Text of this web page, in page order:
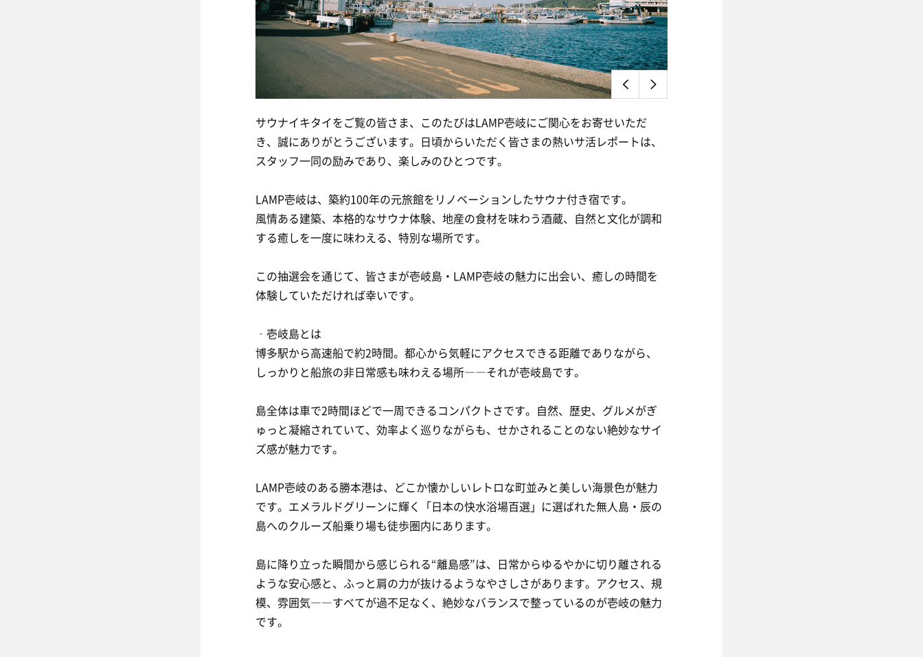
サウナイキタイをご覧の皆さま、このたびはLAMP壱岐にご関心をお寄せいただ
き、誠にありがとうございます。日頃からいただく皆さまの熱いサ活レポートは、
スタッフ一同の励みであり、楽しみのひとつです。
LAMP壱岐は、築約100年の元旅館をリノベーションしたサウナ付き宿です。
風情ある建築、本格的なサウナ体験、地産の食材を味わう酒蔵、自然と文化が調和
する癒しを一度に味わえる、特別な場所です。
この抽選会を通じて、皆さまが壱岐島・LAMP壱岐の魅力に出会い、癒しの時間を
体験していただければ幸いです。
‐壱岐島とは
博多駅から高速船で約2時間。都心から気軽にアクセスできる距離でありながら、
しっかりと船旅の非日常感も味わえる場所――それが壱岐島です。
島全体は車で2時間ほどで一周できるコンパクトさです。自然、歴史、グルメがぎ
ゅっと凝縮されていて、効率よく巡りながらも、せかされることのない絶妙なサイ
ズ感が魅力です。
LAMP壱岐のある勝本港は、どこか懐かしいレトロな町並みと美しい海景色が魅力
です。エメラルドグリーンに輝く「日本の快水浴場百選」に選ばれた無人島・辰の
島へのクルーズ船乗り場も徒歩圏内にあります。
島に降り立った瞬間から感じられる“離島感”は、日常からゆるやかに切り離される
ような安心感と、ふっと肩の力が抜けるようなやさしさがあります。アクセス、規
模、雰囲気――すべてが過不足なく、絶妙なバランスで整っているのが壱岐の魅力
です。